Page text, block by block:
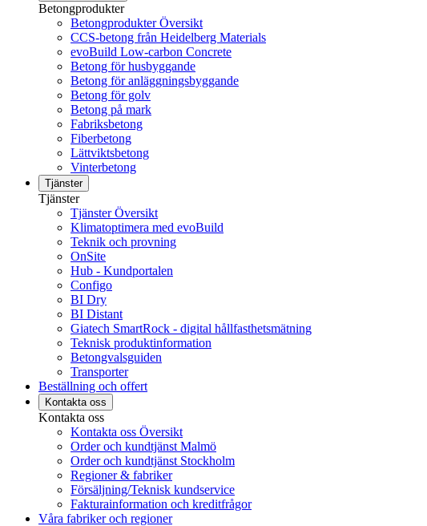
Betongprodukter
Betongprodukter Översikt
CCS-betong från Heidelberg Materials
evoBuild Low-carbon Concrete
Betong för husbyggande
Betong för anläggningsbyggande
Betong för golv
Betong på mark
Fabriksbetong
Fiberbetong
Lättviktsbetong
Vinterbetong
Tjänster
Tjänster
Tjänster Översikt
Klimatoptimera med evoBuild
Teknik och provning
OnSite
Hub - Kundportalen
Configo
BI Dry
BI Distant
Giatech SmartRock - digital hållfasthetsmätning
Teknisk produktinformation
Betongvalsguiden
Transporter
Beställning och offert
Kontakta oss
Kontakta oss
Kontakta oss Översikt
Order och kundtjänst Malmö
Order och kundtjänst Stockholm
Regioner & fabriker
Försäljning/Teknisk kundservice
Fakturainformation och kreditfrågor
Våra fabriker och regioner